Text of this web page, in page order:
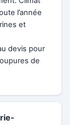
l’année
et
devis pour
de